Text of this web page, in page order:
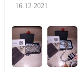
16.12.2021